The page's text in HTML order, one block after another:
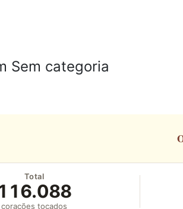
Sem categoria
Total
corações tocados